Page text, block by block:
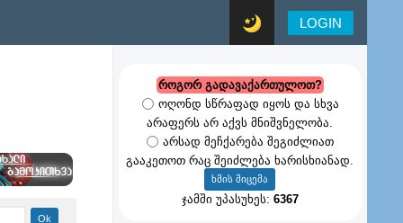
LOGIN
როგორ გადავაქართულოთ?
ოღონდ სწრაფად იყოს და სხვა
არაფერს არ აქვს მნიშვნელობა.
არსად მეჩქარება შეგიძლიათ
გააკეთოთ რაც შეიძლება ხარისხიანად.
ჯამში უპასუხეს: 6367